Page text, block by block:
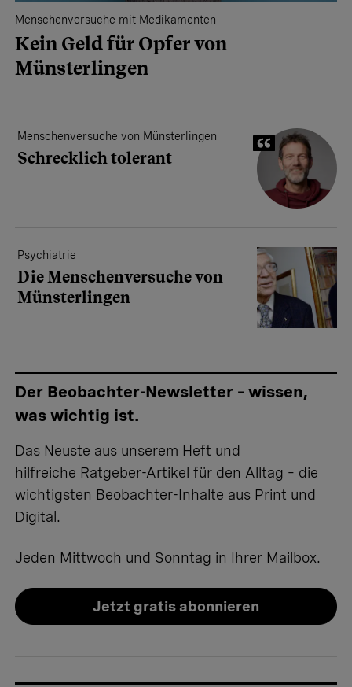
Menschenversuche mit Medikamenten
Kein Geld für Opfer von
Münsterlingen
Menschenversuche von Münsterlingen
Schrecklich tolerant
Psychiatrie
Die Menschenversuche von
Münsterlingen
Der Beobachter-Newsletter – wissen,
was wichtig ist.
Das Neuste aus unserem Heft und
hilfreiche Ratgeber-Artikel für den Alltag – die
wichtigsten Beobachter-Inhalte aus Print und
Digital.
Jeden Mittwoch und Sonntag in Ihrer Mailbox.
Jetzt gratis abonnieren